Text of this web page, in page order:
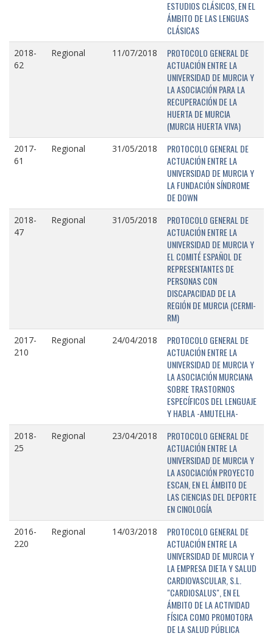
ESTUDIOS CLÁSICOS, EN EL
ÁMBITO DE LAS LENGUAS
CLÁSICAS
2018-
62
Regional 11/07/2018
PROTOCOLO GENERAL DE
ACTUACIÓN ENTRE LA
UNIVERSIDAD DE MURCIA Y
LA ASOCIACIÓN PARA LA
RECUPERACIÓN DE LA
HUERTA DE MURCIA
(MURCIA HUERTA VIVA)
2017-
61
Regional 31/05/2018
PROTOCOLO GENERAL DE
ACTUACIÓN ENTRE LA
UNIVERSIDAD DE MURCIA Y
LA FUNDACIÓN SÍNDROME
DE DOWN
2018-
47
Regional 31/05/2018
PROTOCOLO GENERAL DE
ACTUACIÓN ENTRE LA
UNIVERSIDAD DE MURCIA Y
EL COMITÉ ESPAÑOL DE
REPRESENTANTES DE
PERSONAS CON
DISCAPACIDAD DE LA
REGIÓN DE MURCIA (CERMI-
RM)
2017-
210
Regional 24/04/2018
PROTOCOLO GENERAL DE
ACTUACIÓN ENTRE LA
UNIVERSIDAD DE MURCIA Y
LA ASOCIACIÓN MURCIANA
SOBRE TRASTORNOS
ESPECÍFICOS DEL LENGUAJE
Y HABLA -AMUTELHA-
2018-
25
Regional 23/04/2018
PROTOCOLO GENERAL DE
ACTUACIÓN ENTRE LA
UNIVERSIDAD DE MURCIA Y
LA ASOCIACIÓN PROYECTO
ESCAN, EN EL ÁMBITO DE
LAS CIENCIAS DEL DEPORTE
EN CINOLOGÍA
2016-
220
Regional 14/03/2018
PROTOCOLO GENERAL DE
ACTUACIÓN ENTRE LA
UNIVERSIDAD DE MURCIA Y
LA EMPRESA DIETA Y SALUD
CARDIOVASCULAR, S.L.
"CARDIOSALUS", EN EL
ÁMBITO DE LA ACTIVIDAD
FÍSICA COMO PROMOTORA
DE LA SALUD PÚBLICA